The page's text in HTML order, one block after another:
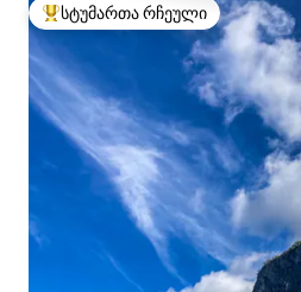
სტუმართა რჩეული მოწინავე
სტუმართა რჩეული